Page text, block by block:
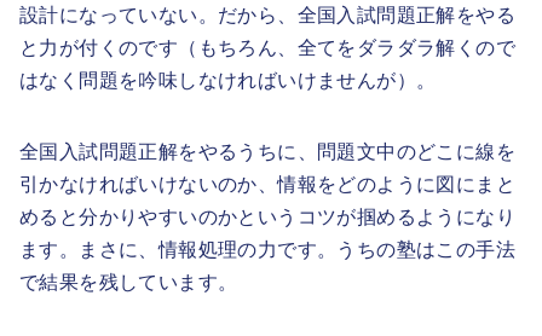
設計になっていない。だから、全国入試問題正解をやる
と力が付くのです（もちろん、全てをダラダラ解くので
はなく問題を吟味しなければいけませんが）。
全国入試問題正解をやるうちに、問題文中のどこに線を
引かなければいけないのか、情報をどのように図にまと
めると分かりやすいのかというコツが掴めるようになり
ます。まさに、情報処理の力です。うちの塾はこの手法
で結果を残しています。